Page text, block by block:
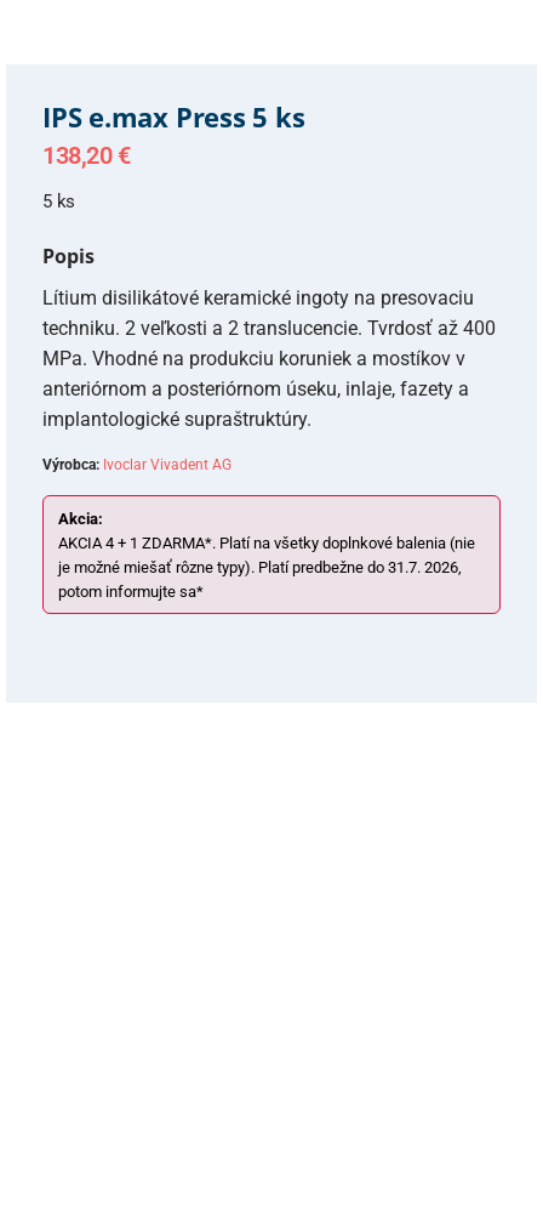
IPS e.max Press 5 ks
138,20 €
5 ks
Popis
Lítium disilikátové keramické ingoty na presovaciu
techniku. 2 veľkosti a 2 translucencie. Tvrdosť až 400
MPa. Vhodné na produkciu koruniek a mostíkov v
anteriórnom a posteriórnom úseku, inlaje, fazety a
implantologické supraštruktúry.
Výrobca: Ivoclar Vivadent AG
Akcia:
AKCIA 4 + 1 ZDARMA*. Platí na všetky doplnkové balenia (nie
je možné miešať rôzne typy). Platí predbežne do 31.7. 2026,
potom informujte sa*